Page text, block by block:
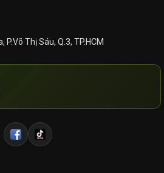
P.Võ Thị Sáu, Q.3, TP.HCM